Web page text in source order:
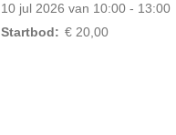
10 jul 2026 van 10:00 - 13:00
Startbod: € 20,00